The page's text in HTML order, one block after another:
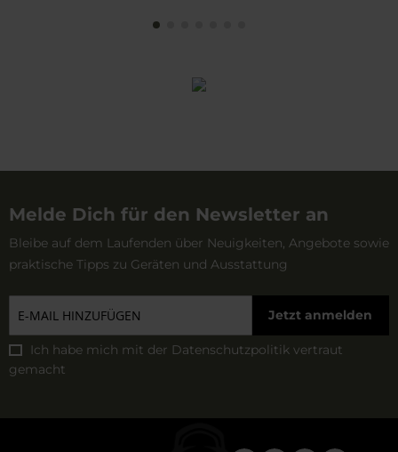
Melde Dich für den Newsletter an
Bleibe auf dem Laufenden über Neuigkeiten, Angebote sowie
praktische Tipps zu Geräten und Ausstattung
Jetzt anmelden
Ich habe mich mit der Datenschutzpolitik vertraut
gemacht